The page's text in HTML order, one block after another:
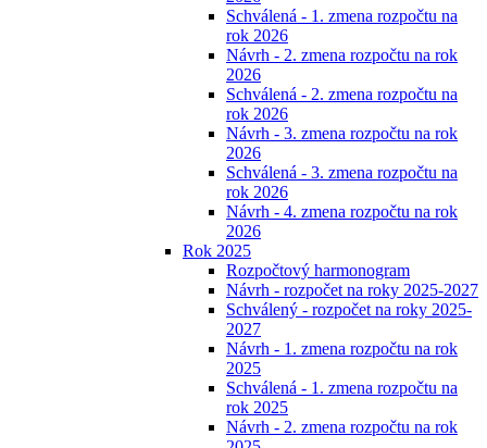
Schválená - 1. zmena rozpočtu na
rok 2026
Návrh - 2. zmena rozpočtu na rok
2026
Schválená - 2. zmena rozpočtu na
rok 2026
Návrh - 3. zmena rozpočtu na rok
2026
Schválená - 3. zmena rozpočtu na
rok 2026
Návrh - 4. zmena rozpočtu na rok
2026
Rok 2025
Rozpočtový harmonogram
Návrh - rozpočet na roky 2025-2027
Schválený - rozpočet na roky 2025-
2027
Návrh - 1. zmena rozpočtu na rok
2025
Schválená - 1. zmena rozpočtu na
rok 2025
Návrh - 2. zmena rozpočtu na rok